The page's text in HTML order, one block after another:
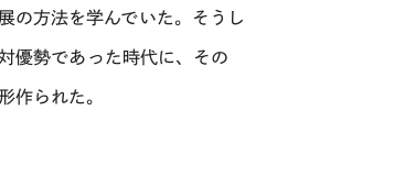
の方法を学んでいた。そうし
優勢であった時代に、その
作られた。